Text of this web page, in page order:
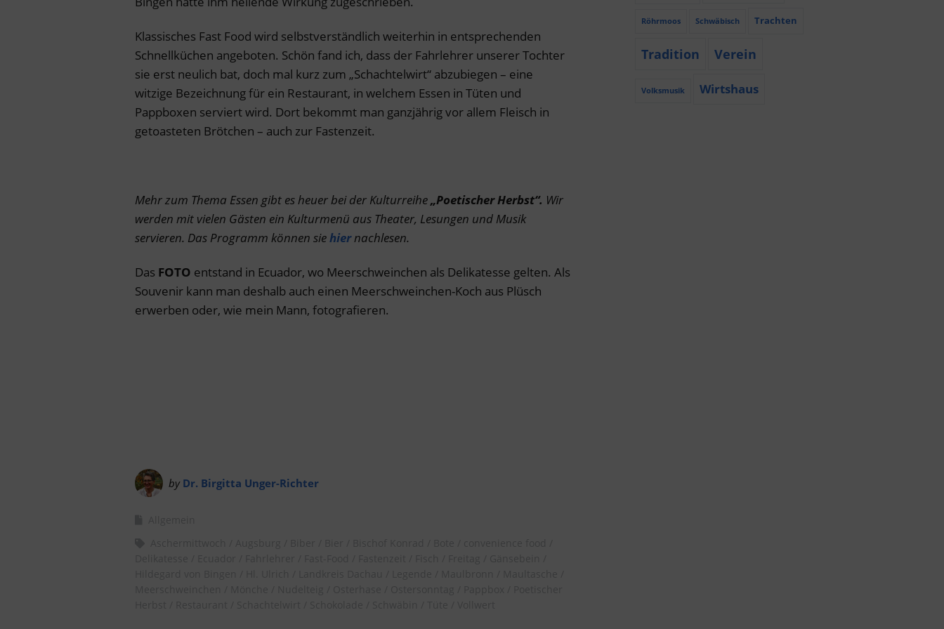
Klassisches Fast Food wird selbstverständlich weiterhin in entsprechenden
Schnellküchen angeboten. Schön fand ich, dass der Fahrlehrer unserer Tochter
sie erst neulich bat, doch mal kurz zum „Schachtelwirt“ abzubiegen – eine
witzige Bezeichnung für ein Restaurant, in welchem Essen in Tüten und
Pappboxen serviert wird. Dort bekommt man ganzjährig vor allem Fleisch in
getoasteten Brötchen – auch zur Fastenzeit.
Mehr zum Thema Essen gibt es heuer bei der Kulturreihe„Poetischer Herbst“. Wir
werden mit vielen Gästen ein Kulturmenü aus Theater, Lesungen und Musik
servieren. Das Programm können siehiernachlesen.
Das FOTO entstand in Ecuador, wo Meerschweinchen als Delikatesse gelten. Als
Souvenir kann man deshalb auch einen Meerschweinchen-Koch aus Plüsch
erwerben oder, wie mein Mann, fotografieren.
by Dr. Birgitta Unger-Richter
Röhrmoos Schwäbisch Trachten
Tradition Verein
Volksmusik Wirtshaus